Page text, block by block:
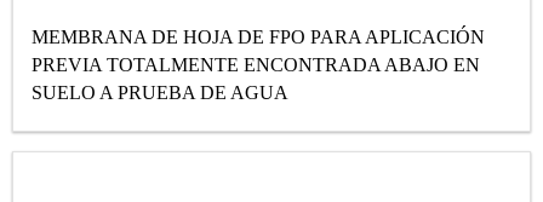
MEMBRANA DE HOJA DE FPO PARA APLICACIÓN
PREVIA TOTALMENTE ENCONTRADA ABAJO EN
SUELO A PRUEBA DE AGUA